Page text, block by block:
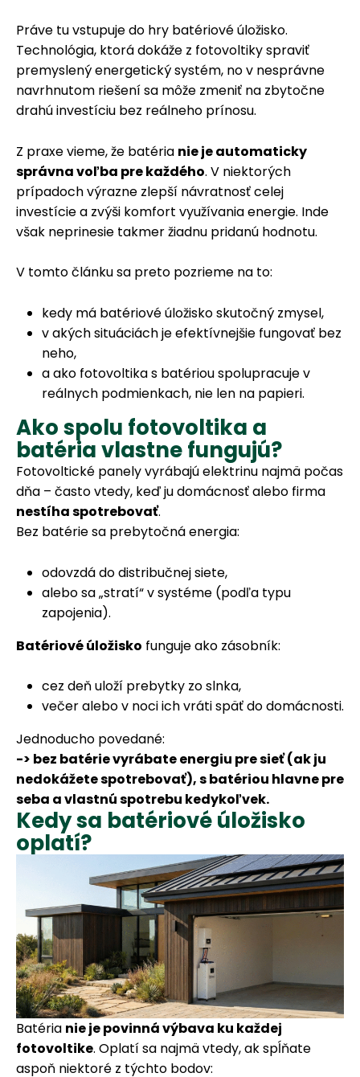
Práve tu vstupuje do hry batériové úložisko.
Technológia, ktorá dokáže z fotovoltiky spraviť
premyslený energetický systém, no v nesprávne
navrhnutom riešení sa môže zmeniť na zbytočne
drahú investíciu bez reálneho prínosu.
Z praxe vieme, že batéria nie je automaticky
správna voľba pre každého. V niektorých
prípadoch výrazne zlepší návratnosť celej
investície a zvýši komfort využívania energie. Inde
však neprinesie takmer žiadnu pridanú hodnotu.
V tomto článku sa preto pozrieme na to:
kedy má batériové úložisko skutočný zmysel,
v akých situáciách je efektívnejšie fungovať bez
neho,
a ako fotovoltika s batériou spolupracuje v
reálnych podmienkach, nie len na papieri.
Ako spolu fotovoltika a
batéria vlastne fungujú?
Fotovoltické panely vyrábajú elektrinu najmä počas
dňa – často vtedy, keď ju domácnosť alebo firma
nestíha spotrebovať.
Bez batérie sa prebytočná energia:
odovzdá do distribučnej siete,
alebo sa „stratí“ v systéme (podľa typu
zapojenia).
Batériové úložisko funguje ako zásobník:
cez deň uloží prebytky zo slnka,
večer alebo v noci ich vráti späť do domácnosti.
Jednoducho povedané:
-> bez batérie vyrábate energiu pre sieť (ak ju
nedokážete spotrebovať), s batériou hlavne pre
seba a vlastnú spotrebu kedykoľvek.
Kedy sa batériové úložisko
oplatí?
Batéria nie je povinná výbava ku každej
fotovoltike. Oplatí sa najmä vtedy, ak spĺňate
aspoň niektoré z týchto bodov: